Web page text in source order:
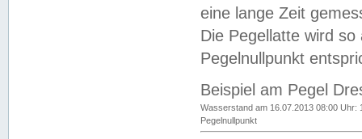
eine lange Zeit
Die Pegellatte wird
Pegelnullpunkt
Beispiel am Pegel
Wasserstand am 16.07.2013 08:00 Uhr:
Pegelnullpunkt